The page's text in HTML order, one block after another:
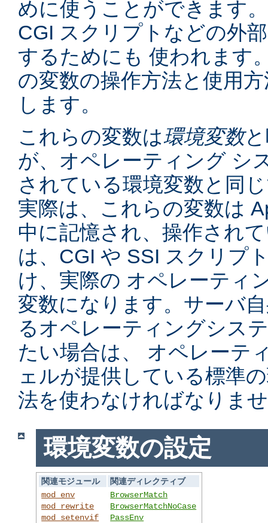
めに使うことができます
CGI スクリプトなどの外
するためにも 使われます
の変数の操作方法と使用
します。
これらの変数は環境変数
が、オペレーティング シ
されている環境変数と同
実際は、これらの変数は
中に記憶され、操作され
は、CGI や SSI スクリプ
け、実際の オペレーティ
変数になります。サーバ
るオペレーティングシス
たい場合は、 オペレーテ
ェルが提供している標準
法を使わなければなりま
環境変数の設定
関連モジュール
関連ディレクティブ
mod_env
mod_rewrite
mod_setenvif
BrowserMatch
BrowserMatchNoCase
PassEnv